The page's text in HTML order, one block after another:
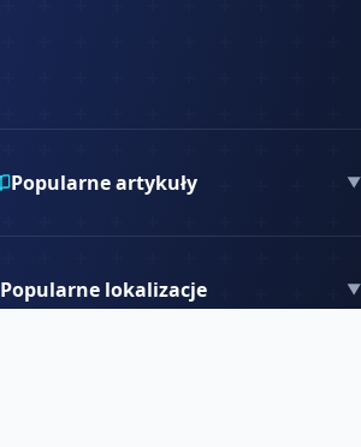
Popularne artykuły ▼
Popularne lokalizacje ▼